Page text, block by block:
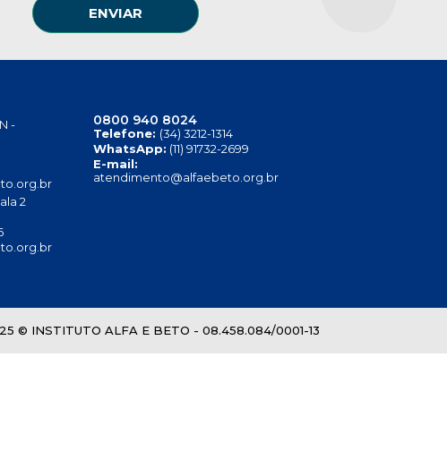
ENVIAR
-
2
0800 940 8024
Telefone: (34) 3212-1314
WhatsApp: (11) 91732-2699
E-mail:
atendimento@alfaebeto.org.br
© INSTITUTO ALFA E BETO - 08.458.084/0001-13